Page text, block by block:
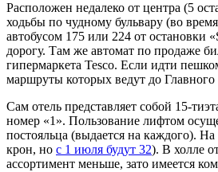
Расположен недалеко от центра (5
ходьбы по чудному бульвару (во
автобусом 175 или 224 от остановки
дорогу. Там же автомат по продаже
гипермаркета Tesco. Если идти
маршруты которых ведут до Главного
Сам отель представляет собой 15-
номер «1». Пользование лифтом
постояльца (выдается на каждого).
крон, но с 1 июля будут 32). В холле
ассортимент меньше, зато имеется